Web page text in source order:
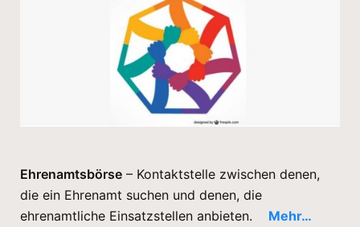
Ehrenamtsbörse – Kontaktstelle zwischen denen,
die ein Ehrenamt suchen und denen, die
ehrenamtliche Einsatzstellen anbieten. Mehr…